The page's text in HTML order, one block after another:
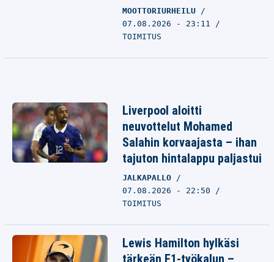
MOOTTORIURHEILU
07.08.2026 - 23:11
TOIMITUS
Liverpool aloitti
neuvottelut Mohamed
Salahin korvaajasta – ihan
tajuton hintalappu paljastui
JALKAPALLO
07.08.2026 - 22:50
TOIMITUS
Lewis Hamilton hylkäsi
tärkeän F1-työkalun –